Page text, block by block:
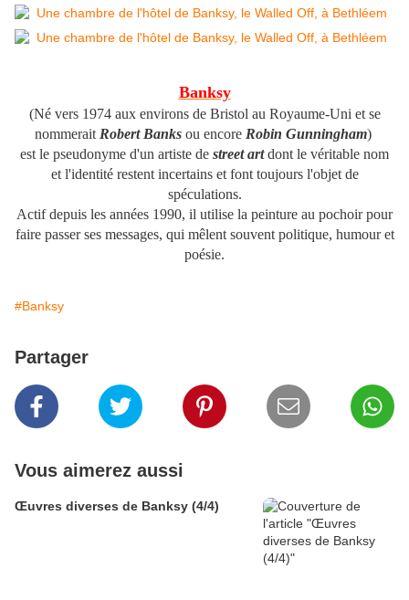
Banksy
(Né vers 1974 aux environs de Bristol au Royaume-Uni et se
nommerait Robert Banksou encore Robin Gunningham)
est le pseudonyme d'un artiste de street artdont le véritable nom
et l'identité restent incertains et font toujours l'objet de
spéculations.
Actif depuis les années 1990, il utilise la peinture au pochoir pour
faire passer ses messages, qui mêlent souvent politique, humour et
poésie.
#Banksy
Partager
Vous aimerez aussi
Œuvres diverses de Banksy (4/4)